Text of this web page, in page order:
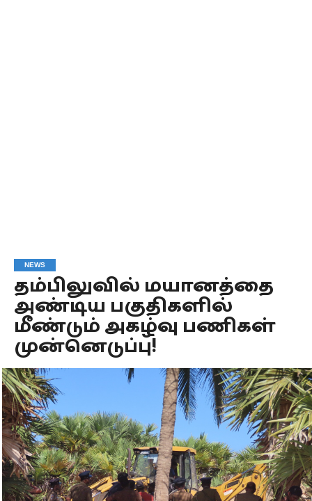
NEWS
தம்பிலுவில் மயானத்தை
அண்டிய பகுதிகளில்
மீண்டும் அகழ்வு பணிகள்
முன்னெடுப்பு!